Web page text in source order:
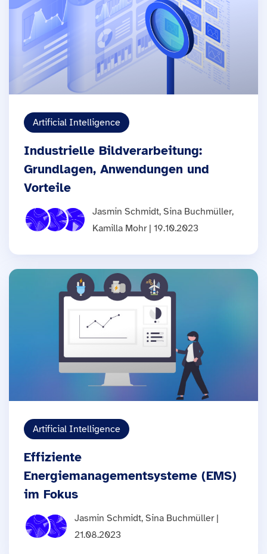
Artificial Intelligence
Industrielle Bildverarbeitung:
Grundlagen, Anwendungen und
Vorteile
Jasmin Schmidt, Sina Buchmüller,
Kamilla Mohr | 19.10.2023
Artificial Intelligence
Effiziente
Energiemanagementsysteme (EMS)
im Fokus
Jasmin Schmidt, Sina Buchmüller |
21.08.2023